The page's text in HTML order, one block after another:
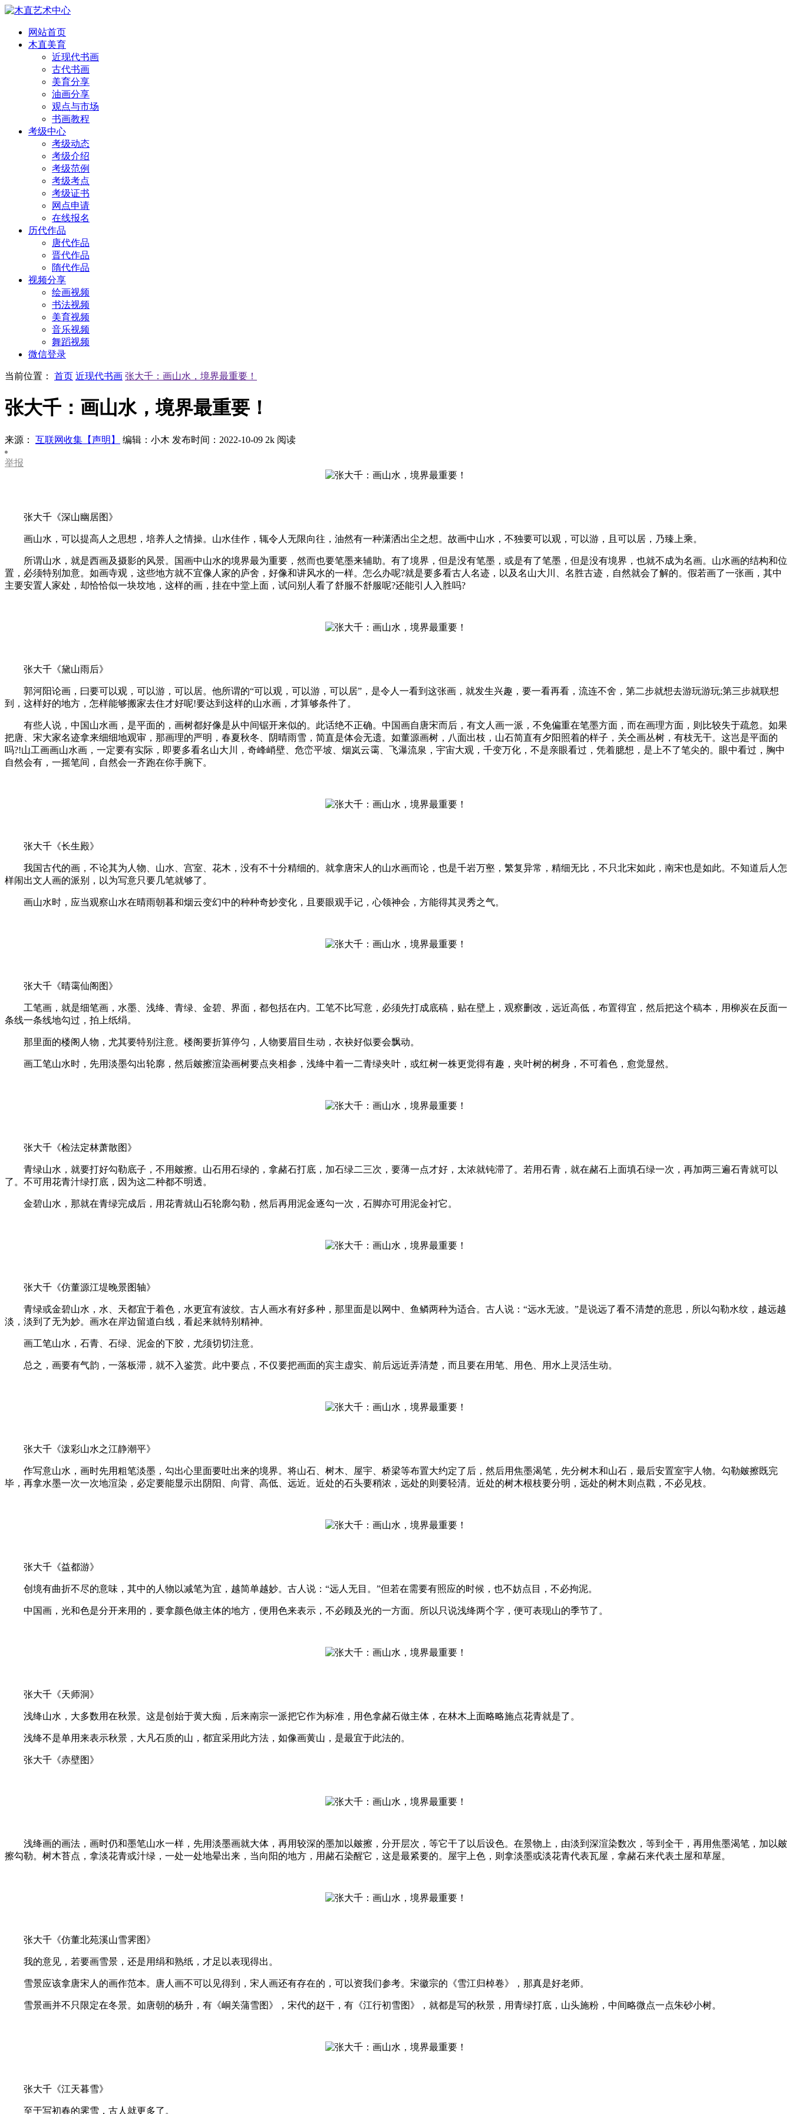
网站首页
木直美育
近现代书画
古代书画
美育分享
油画分享
观点与市场
书画教程
考级中心
考级动态
考级介绍
考级范例
考级考点
考级证书
网点申请
在线报名
历代作品
唐代作品
晋代作品
隋代作品
视频分享
绘画视频
书法视频
美育视频
音乐视频
舞蹈视频
微信登录
当前位置： 首页 近现代书画 张大千：画山水，境界最重要！
张大千：画山水，境界最重要！
来源： 互联网收集【声明】 编辑：小木 发布时间：2022-10-09 2k 阅读
举报
张大千《深山幽居图》
画山水，可以提高人之思想，培养人之情操。山水佳作，辄令人无限向往，油然有一种潇洒出尘之想。故画中山水，不独要可以观，可以游，且可以居，乃臻上乘。
所谓山水，就是西画及摄影的风景。国画中山水的境界最为重要，然而也要笔墨来辅助。有了境界，但是没有笔墨，或是有了笔墨，但是没有境界，也就不成为名画。山水画的结构和位
置，必须特别加意。如画寺观，这些地方就不宜像人家的庐舍，好像和讲风水的一样。怎么办呢?就是要多看古人名迹，以及名山大川、名胜古迹，自然就会了解的。假若画了一张画，其中
主要安置人家处，却恰恰似一块坟地，这样的画，挂在中堂上面，试问别人看了舒服不舒服呢?还能引人入胜吗?
张大千《黛山雨后》
郭河阳论画，曰要可以观，可以游，可以居。他所谓的“可以观，可以游，可以居”，是令人一看到这张画，就发生兴趣，要一看再看，流连不舍，第二步就想去游玩游玩;第三步就联想
到，这样好的地方，怎样能够搬家去住才好呢!要达到这样的山水画，才算够条件了。
有些人说，中国山水画，是平面的，画树都好像是从中间锯开来似的。此话绝不正确。中国画自唐宋而后，有文人画一派，不免偏重在笔墨方面，而在画理方面，则比较失于疏忽。如果
把唐、宋大家名迹拿来细细地观审，那画理的严明，春夏秋冬、阴晴雨雪，简直是体会无遗。如董源画树，八面出枝，山石简直有夕阳照着的样子，关仝画丛树，有枝无干。这岂是平面的
吗?!山工画画山水画，一定要有实际，即要多看名山大川，奇峰峭壁、危峦平坡、烟岚云霭、飞瀑流泉，宇宙大观，千变万化，不是亲眼看过，凭着臆想，是上不了笔尖的。眼中看过，胸中
自然会有，一摇笔间，自然会一齐跑在你手腕下。
张大千《长生殿》
我国古代的画，不论其为人物、山水、宫室、花木，没有不十分精细的。就拿唐宋人的山水画而论，也是千岩万壑，繁复异常，精细无比，不只北宋如此，南宋也是如此。不知道后人怎
样闹出文人画的派别，以为写意只要几笔就够了。
画山水时，应当观察山水在晴雨朝暮和烟云变幻中的种种奇妙变化，且要眼观手记，心领神会，方能得其灵秀之气。
张大千《晴霭仙阁图》
工笔画，就是细笔画，水墨、浅绛、青绿、金碧、界面，都包括在内。工笔不比写意，必须先打成底稿，贴在壁上，观察删改，远近高低，布置得宜，然后把这个稿本，用柳炭在反面一
条线一条线地勾过，拍上纸绢。
那里面的楼阁人物，尤其要特别注意。楼阁要折算停匀，人物要眉目生动，衣袂好似要会飘动。
画工笔山水时，先用淡墨勾出轮廓，然后皴擦渲染画树要点夹相参，浅绛中着一二青绿夹叶，或红树一株更觉得有趣，夹叶树的树身，不可着色，愈觉显然。
张大千《检法定林萧散图》
青绿山水，就要打好勾勒底子，不用皴擦。山石用石绿的，拿赭石打底，加石绿二三次，要薄一点才好，太浓就钝滞了。若用石青，就在赭石上面填石绿一次，再加两三遍石青就可以
了。不可用花青汁绿打底，因为这二种都不明透。
金碧山水，那就在青绿完成后，用花青就山石轮廓勾勒，然后再用泥金逐勾一次，石脚亦可用泥金衬它。
张大千《仿董源江堤晚景图轴》
青绿或金碧山水，水、天都宜于着色，水更宜有波纹。古人画水有好多种，那里面是以网中、鱼鳞两种为适合。古人说：“远水无波。”是说远了看不清楚的意思，所以勾勒水纹，越远越
淡，淡到了无为妙。画水在岸边留道白线，看起来就特别精神。
画工笔山水，石青、石绿、泥金的下胶，尤须切切注意。
总之，画要有气韵，一落板滞，就不入鉴赏。此中要点，不仅要把画面的宾主虚实、前后远近弄清楚，而且要在用笔、用色、用水上灵活生动。
张大千《泼彩山水之江静潮平》
作写意山水，画时先用粗笔淡墨，勾出心里面要吐出来的境界。将山石、树木、屋宇、桥梁等布置大约定了后，然后用焦墨渴笔，先分树木和山石，最后安置室宇人物。勾勒皴擦既完
毕，再拿水墨一次一次地渲染，必定要能显示出阴阳、向背、高低、远近。近处的石头要稍浓，远处的则要轻清。近处的树木根枝要分明，远处的树木则点戳，不必见枝。
张大千《益都游》
创境有曲折不尽的意味，其中的人物以减笔为宜，越简单越妙。古人说：“远人无目。”但若在需要有照应的时候，也不妨点目，不必拘泥。
中国画，光和色是分开来用的，要拿颜色做主体的地方，便用色来表示，不必顾及光的一方面。所以只说浅绛两个字，便可表现山的季节了。
张大千《天师洞》
浅绛山水，大多数用在秋景。这是创始于黄大痴，后来南宗一派把它作为标准，用色拿赭石做主体，在林木上面略略施点花青就是了。
浅绛不是单用来表示秋景，大凡石质的山，都宜采用此方法，如像画黄山，是最宜于此法的。
张大千《赤壁图》
浅绛画的画法，画时仍和墨笔山水一样，先用淡墨画就大体，再用较深的墨加以皴擦，分开层次，等它干了以后设色。在景物上，由淡到深渲染数次，等到全干，再用焦墨渴笔，加以皴
擦勾勒。树木苔点，拿淡花青或汁绿，一处一处地晕出来，当向阳的地方，用赭石染醒它，这是最紧要的。屋宇上色，则拿淡墨或淡花青代表瓦屋，拿赭石来代表土屋和草屋。
张大千《仿董北苑溪山雪霁图》
我的意见，若要画雪景，还是用绢和熟纸，才足以表现得出。
雪景应该拿唐宋人的画作范本。唐人画不可以见得到，宋人画还有存在的，可以资我们参考。宋徽宗的《雪江归棹卷》，那真是好老师。
雪景画并不只限定在冬景。如唐朝的杨升，有《峒关蒲雪图》，宋代的赵干，有《江行初雪图》，就都是写的秋景，用青绿打底，山头施粉，中间略微点一点朱砂小树。
张大千《江天暮雪》
至于写初春的霁雪，古人就更多了。